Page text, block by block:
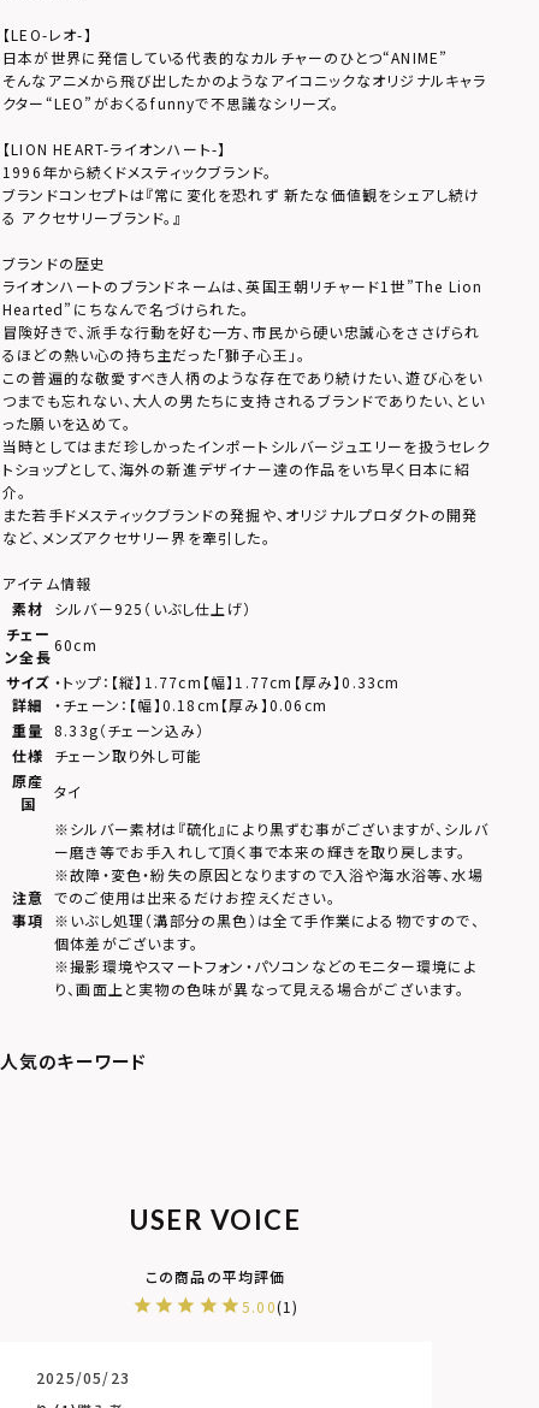
【LEO-レオ-】
日本が世界に発信している代表的なカルチャーのひとつ“ANIME”
そんなアニメから飛び出したかのようなアイコニックなオリジナルキャラ
クター“LEO”がおくるfunnyで不思議なシリーズ。
【LION HEART-ライオンハート-】
1996年から続くドメスティックブランド。
ブランドコンセプトは『常に変化を恐れず 新たな価値観をシェアし続け
る アクセサリーブランド。』
ブランドの歴史
ライオンハートのブランドネームは、英国王朝リチャード1世”The Lion
Hearted”にちなんで名づけられた。
冒険好きで、派手な行動を好む一方、市民から硬い忠誠心をささげられ
るほどの熱い心の持ち主だった「獅子心王」。
この普遍的な敬愛すべき人柄のような存在であり続けたい、遊び心をい
つまでも忘れない、大人の男たちに支持されるブランドでありたい、とい
った願いを込めて。
当時としてはまだ珍しかったインポートシルバージュエリーを扱うセレク
トショップとして、海外の新進デザイナー達の作品をいち早く日本に紹
介。
また若手ドメスティックブランドの発掘や、オリジナルプロダクトの開発
など、メンズアクセサリー界を牽引した。
アイテム情報
素材
シルバー925（いぶし仕上げ）
チェー
ン全長
60cm
サイズ
詳細
・トップ：【縦】1.77cm【幅】1.77cm【厚み】0.33cm
・チェーン：【幅】0.18cm【厚み】0.06cm
重量
8.33g（チェーン込み）
仕様
チェーン取り外し可能
原産
国
タイ
注意
事項
※シルバー素材は『硫化』により黒ずむ事がございますが、シルバ
ー磨き等でお手入れして頂く事で本来の輝きを取り戻します。
※故障・変色・紛失の原因となりますので入浴や海水浴等、水場
でのご使用は出来るだけお控えください。
※いぶし処理（溝部分の黒色）は全て手作業による物ですので、
個体差がございます。
※撮影環境やスマートフォン・パソコンなどのモニター環境によ
り、画面上と実物の色味が異なって見える場合がございます。
USER VOICE
5.00 1
2025/05/23